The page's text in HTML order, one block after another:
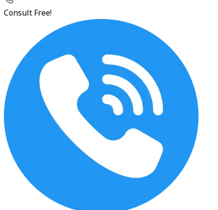
Consult Free!